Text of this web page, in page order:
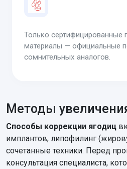
Только сертифицированные
материалы — официальные
сомнительных аналогов.
Методы
Способы коррекции ягодиц
имплантов, липофилинг
сочетанные техники. Перед
консультация специалиста,